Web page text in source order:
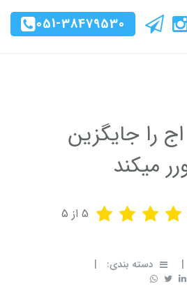
051-38479530
را جایگزین
میکند
5 از 5
| دسته بندی:
|